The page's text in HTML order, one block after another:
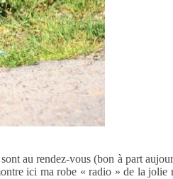
au rendez-vous (bon à part
ici ma robe « radio » de la jolie